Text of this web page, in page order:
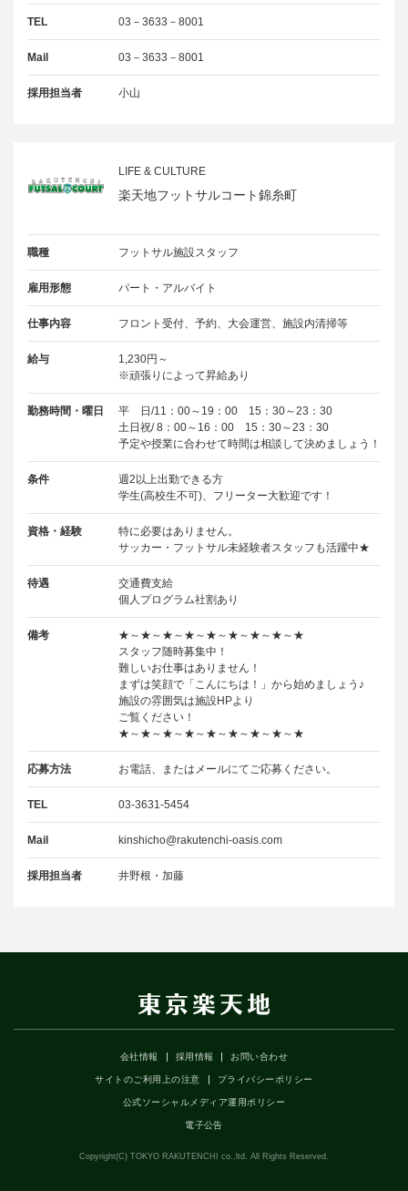
TEL 03－3633－8001
Mail 03－3633－8001
採用担当者 小山
LIFE & CULTURE
楽天地フットサルコート錦糸町
職種 フットサル施設スタッフ
雇用形態 パート・アルバイト
仕事内容 フロント受付、予約、大会運営、施設内清掃等
給与
1,230円～
※頑張りによって昇給あり
勤務時間・曜日
平 日/11：00～19：00 15：30～23：30
土日祝/ 8：00～16：00 15：30～23：30
予定や授業に合わせて時間は相談して決めましょう！
条件
週2以上出勤できる方
学生(高校生不可)、フリーター大歓迎です！
資格・経験
特に必要はありません。
サッカー・フットサル未経験者スタッフも活躍中★
待遇
交通費支給
個人プログラム社割あり
備考
★～★～★～★～★～★～★～★～★
スタッフ随時募集中！
難しいお仕事はありません！
まずは笑顔で「こんにちは！」から始めましょう♪
施設の雰囲気は施設HPより
ご覧ください！
★～★～★～★～★～★～★～★～★
応募方法 お電話、またはメールにてご応募ください。
TEL 03-3631-5454
Mail kinshicho@rakutenchi-oasis.com
採用担当者 井野根・加藤
会社情報 採用情報 お問い合わせ
サイトのご利用上の注意 プライバシーポリシー
公式ソーシャルメディア運用ポリシー
電子公告
Copyright(C) TOKYO RAKUTENCHI co.,ltd. All Rights Reserved.